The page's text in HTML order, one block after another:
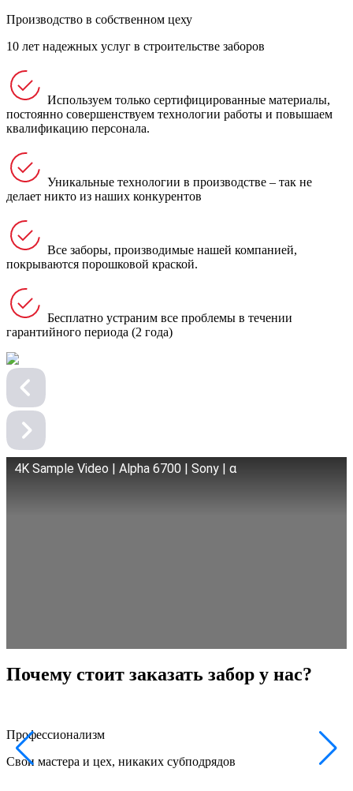
Производство в собственном цеху
10 лет надежных услуг в строительстве заборов
Используем только сертифицированные материалы,
постоянно совершенствуем технологии работы и повышаем
квалификацию персонала.
Уникальные технологии в производстве – так не
делает никто из наших конкурентов
Все заборы, производимые нашей компанией,
покрываются порошковой краской.
Бесплатно устраним все проблемы в течении
гарантийного периода (2 года)
4K Sample Video | Alpha 6700 | Sony | α
Почему стоит заказать забор у нас?
Профессионализм
Свои мастера и цех, никаких субподрядов